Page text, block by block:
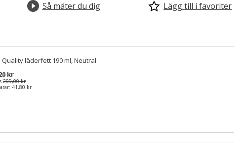
Så mäter du dig Lägg till i favoriter
Quality läderfett 190 ml, Neutral
kr
209,00 kr
41,80 kr